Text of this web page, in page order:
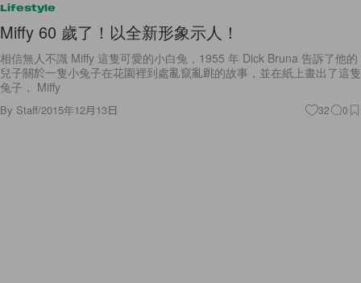
Lifestyle
Miffy 60 歲了！以全新形象示人！
相信無人不識 Miffy 這隻可愛的小白兔，1955 年 Dick Bruna 告訴了他的
兒子關於一隻小兔子在花園裡到處亂竄亂跳的故事，並在紙上畫出了這隻
兔子， Miffy
By Staff/2015年12月13日 32 0